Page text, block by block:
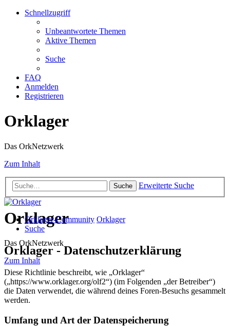
Schnellzugriff
Unbeantwortete Themen
Aktive Themen
Suche
FAQ
Anmelden
Registrieren
Orklager
Das OrkNetzwerk
Zum Inhalt
Suche Erweiterte Suche
Orklager
Das OrkNetzwerk
Zum Inhalt
Orklager-Community Orklager
Suche
Orklager - Datenschutzerklärung
Diese Richtlinie beschreibt, wie „Orklager“
(„https://www.orklager.org/olf2“) (im Folgenden „der Betreiber“)
die Daten verwendet, die während deines Foren-Besuchs gesammelt
werden.
Umfang und Art der Datenspeicherung